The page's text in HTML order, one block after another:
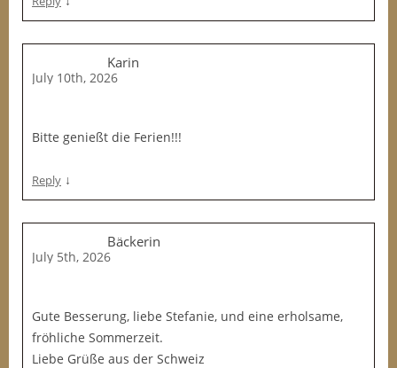
Karin
July 10th, 2026
Bitte genießt die Ferien!!!
Reply ↓
Bäckerin
July 5th, 2026
Gute Besserung, liebe Stefanie, und eine erholsame,
fröhliche Sommerzeit.
Liebe Grüße aus der Schweiz